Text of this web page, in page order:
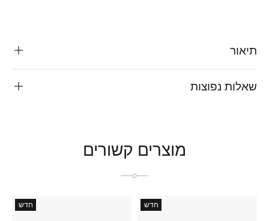
תיאור
שאלות נפוצות
מוצרים קשורים
חדש חדש